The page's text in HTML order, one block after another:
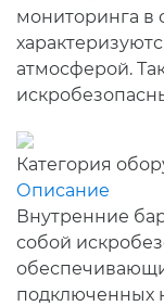
мониторинга в
атмосферой.
Категория
Описание
Внутренние
собой
подключенных